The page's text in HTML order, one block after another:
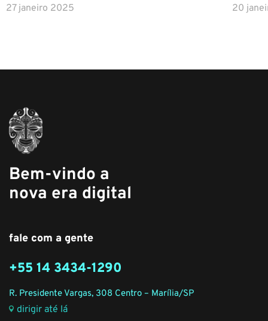
27 janeiro 2025 20
Bem-vindo a
nova era digital
fale com a gente
+55 14 3434-1290
R. Presidente Vargas, 308 Centro – Marília/SP
dirigir até lá